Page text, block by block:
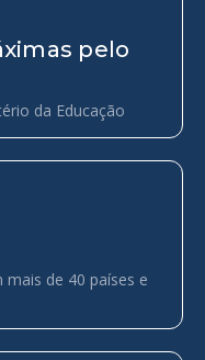
pelo
da Educação
de 40 países e